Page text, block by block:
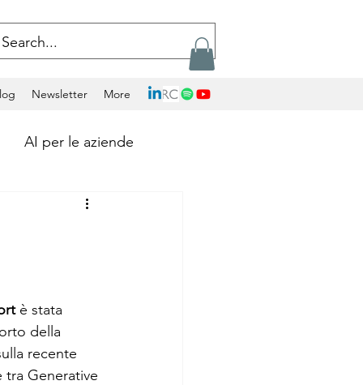
Newsletter More
AI per le aziende
Calcolo Exascale
è stata
della
recente
Generative